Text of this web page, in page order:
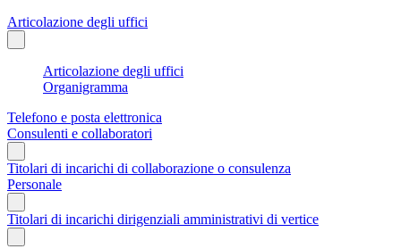
Articolazione degli uffici
Articolazione degli uffici
Organigramma
Telefono e posta elettronica
Consulenti e collaboratori
Titolari di incarichi di collaborazione o consulenza
Personale
Titolari di incarichi dirigenziali amministrativi di vertice